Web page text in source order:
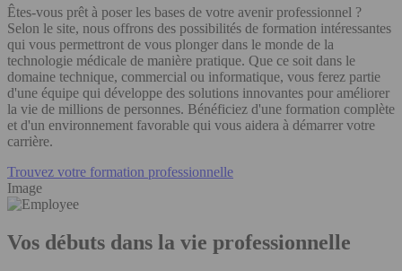
Êtes-vous prêt à poser les bases de votre avenir professionnel ?
Selon le site, nous offrons des possibilités de formation intéressantes
qui vous permettront de vous plonger dans le monde de la
technologie médicale de manière pratique. Que ce soit dans le
domaine technique, commercial ou informatique, vous ferez partie
d'une équipe qui développe des solutions innovantes pour améliorer
la vie de millions de personnes. Bénéficiez d'une formation complète
et d'un environnement favorable qui vous aidera à démarrer votre
carrière.
Trouvez votre formation professionnelle
Image
Vos débuts dans la vie professionnelle